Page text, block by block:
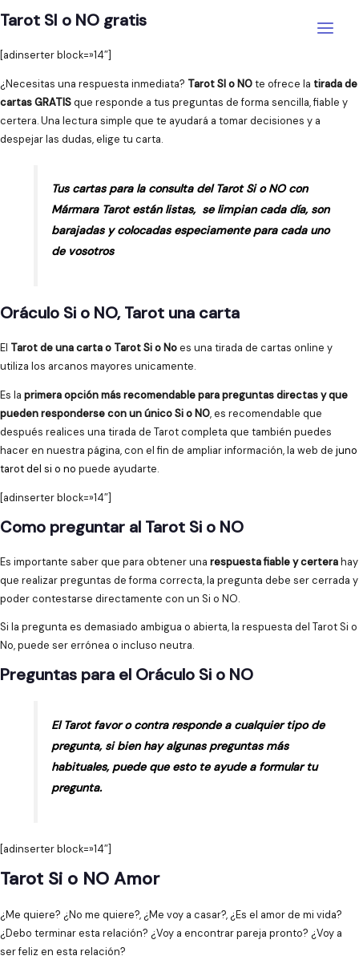
al
Tarot SI o NO gratis
[adinserter block=»14″]
¿Necesitas una respuesta inmediata? Tarot SI o NOte ofrece la tirada de
cartas GRATISque responde a tus preguntas de forma sencilla, fiable y
certera. Una lectura simple que te ayudará a tomar decisiones y a
despejar las dudas, elige tu carta.
Tus cartas para la consulta del Tarot Si o NO con
Mármara Tarot están listas, se limpian cada día, son
barajadas y colocadas especiamente para cada uno
de vosotros
Oráculo Si o NO, Tarot una carta
El Tarot de una carta o Tarot Si o Noes una tirada de cartas online y
utiliza los arcanos mayores unicamente.
Es la primera opción más recomendable para preguntas directas y que
pueden responderse con un único Si o NO, es recomendable que
después realices una tirada de Tarot completa que también puedes
hacer en nuestra página, con el fin de ampliar información, la web de juno
tarot del si o no puede ayudarte.
[adinserter block=»14″]
Como preguntar al Tarot Si o NO
Es importante saber que para obtener una respuesta fiable y certerahay
que realizar preguntas de forma correcta, la pregunta debe ser cerrada y
poder contestarse directamente con un Si o NO.
Si la pregunta es demasiado ambigua o abierta, la respuesta del Tarot Si o
No, puede ser errónea o incluso neutra.
Preguntas para el Oráculo Si o NO
El Tarot favor o contra responde a cualquier tipo de
pregunta, si bien hay algunas preguntas más
habituales, puede que esto te ayude a formular tu
pregunta.
[adinserter block=»14″]
Tarot Si o NO Amor
¿Me quiere? ¿No me quiere?, ¿Me voy a casar?, ¿Es el amor de mi vida?
¿Debo terminar esta relación? ¿Voy a encontrar pareja pronto? ¿Voy a
ser feliz en esta relación?